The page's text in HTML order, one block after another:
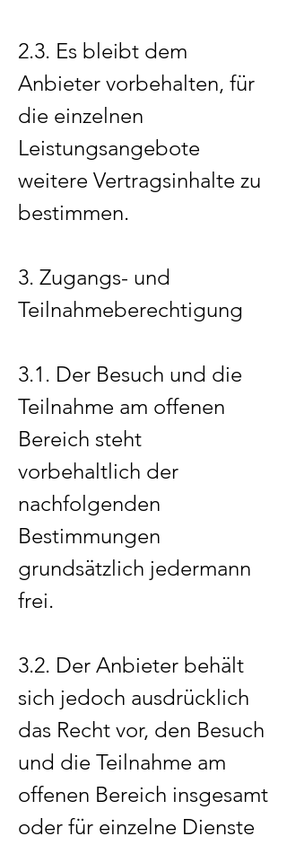
2.3. Es bleibt dem
Anbieter vorbehalten, für
die einzelnen
Leistungsangebote
weitere Vertragsinhalte zu
bestimmen.
3. Zugangs- und
Teilnahmeberechtigung
3.1. Der Besuch und die
Teilnahme am offenen
Bereich steht
vorbehaltlich der
nachfolgenden
Bestimmungen
grundsätzlich jedermann
frei.
3.2. Der Anbieter behält
sich jedoch ausdrücklich
das Recht vor, den Besuch
und die Teilnahme am
offenen Bereich insgesamt
oder für einzelne Dienste